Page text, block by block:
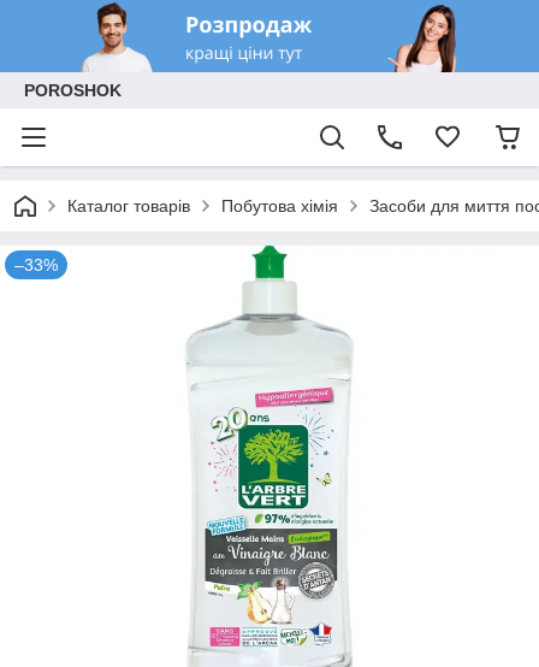
POROSHOK
Каталог товарів Побутова хімія Засоби для миття
–33%